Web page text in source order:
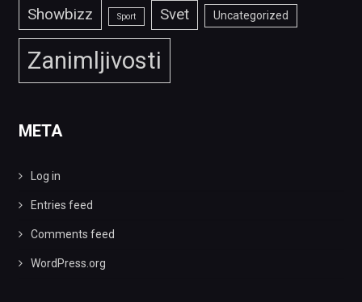
Showbizz Sport Svet Uncategorized
Zanimljivosti
META
Log in
Entries feed
Comments feed
WordPress.org